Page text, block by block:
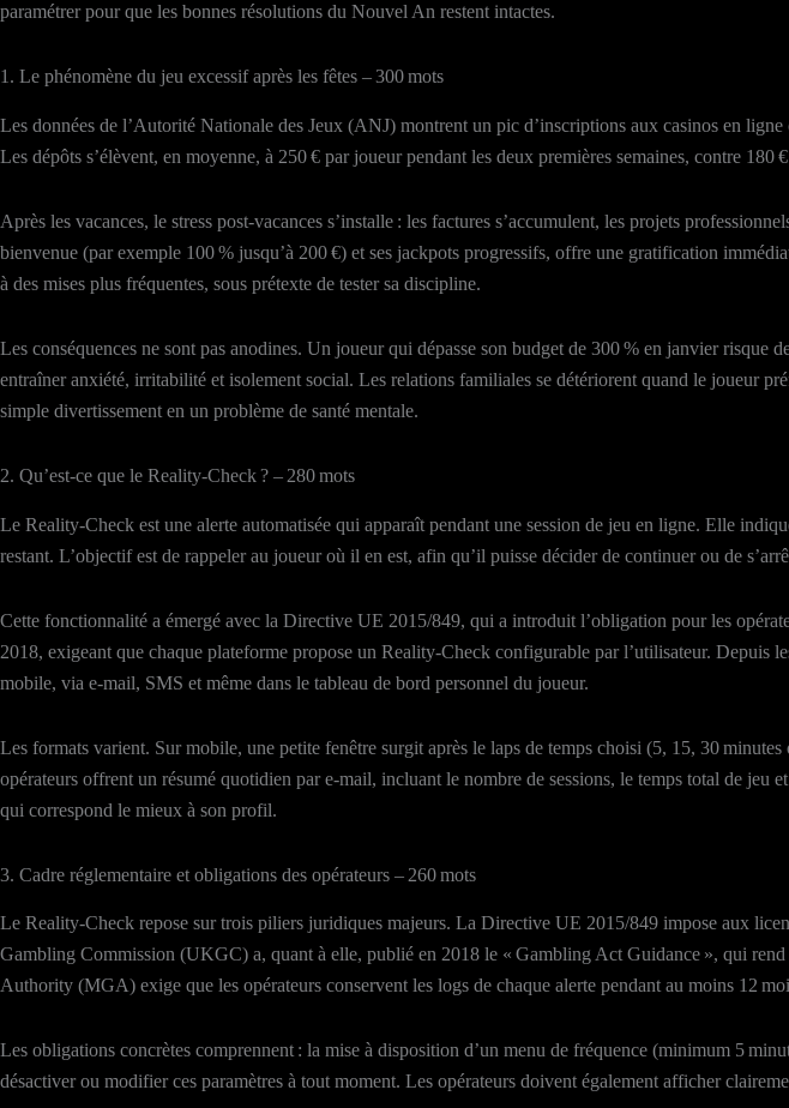
paramétrer pour que les bonnes résolutions du Nouvel An restent intactes.
1. Le phénomène du jeu excessif après les fêtes – 300 mots
Les données de l’Autorité Nationale des Jeux (ANJ) montrent un pic d’inscriptions aux casinos en
Les dépôts s’élèvent, en moyenne, à 250 € par joueur pendant les deux premières semaines, contre
Après les vacances, le stress post‑vacances s’installe : les factures s’accumulent, les projets
bienvenue (par exemple 100 % jusqu’à 200 €) et ses jackpots progressifs, offre une gratification
à des mises plus fréquentes, sous prétexte de tester sa discipline.
Les conséquences ne sont pas anodines. Un joueur qui dépasse son budget de 300 % en janvier
entraîner anxiété, irritabilité et isolement social. Les relations familiales se détériorent quand le joueur
simple divertissement en un problème de santé mentale.
2. Qu’est‑ce que le Reality‑Check ? – 280 mots
Le Reality‑Check est une alerte automatisée qui apparaît pendant une session de jeu en ligne. Elle
restant. L’objectif est de rappeler au joueur où il en est, afin qu’il puisse décider de continuer ou de
Cette fonctionnalité a émergé avec la Directive UE 2015/849, qui a introduit l’obligation pour les
2018, exigeant que chaque plateforme propose un Reality‑Check configurable par l’utilisateur.
mobile, via e‑mail, SMS et même dans le tableau de bord personnel du joueur.
Les formats varient. Sur mobile, une petite fenêtre surgit après le laps de temps choisi (5, 15, 30
opérateurs offrent un résumé quotidien par e‑mail, incluant le nombre de sessions, le temps total de
qui correspond le mieux à son profil.
3. Cadre réglementaire et obligations des opérateurs – 260 mots
Le Reality‑Check repose sur trois piliers juridiques majeurs. La Directive UE 2015/849 impose aux
Gambling Commission (UKGC) a, quant à elle, publié en 2018 le « Gambling Act Guidance », qui
Authority (MGA) exige que les opérateurs conservent les logs de chaque alerte pendant au moins 12
Les obligations concrètes comprennent : la mise à disposition d’un menu de fréquence (minimum 5
désactiver ou modifier ces paramètres à tout moment. Les opérateurs doivent également afficher